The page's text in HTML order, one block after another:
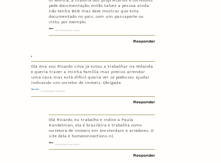
Ana
04/10/2020 às 14:55
pede documentação, então talvez a pessoa ainda
não tenha BSN mas deve mostrar que esta
documentado no pais, com um passaporte ou
visto, por exemplo.
Responder
Ricado
27/03/2021 às 06:37
Olá Ana sou Ricardo silva já estou a trabalhar na Holanda
e queria trazer a minha família mas preciso arrendar
uma casa mas está difícil queria ver se podesses ajudar
indicando um corretor de imóveis. Obrigada
Responder
Ana
07/04/2021 às 04:23
Olá Ricardo, eu trabalho e indico a Paula
Kandelman, ela é brasileira e trabalha como
corretora de imóveis em Amsterdam e arredores. O
site dela é homeconnections.nl.
Responder